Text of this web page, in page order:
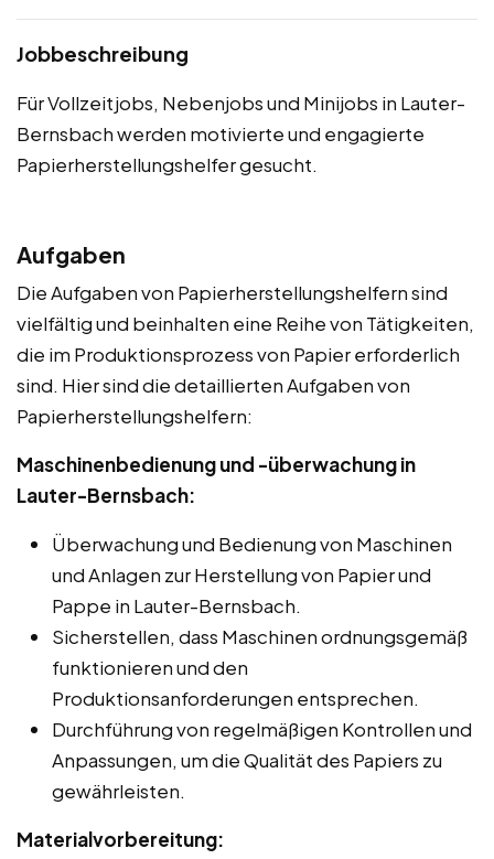
Jobbeschreibung
Für Vollzeitjobs, Nebenjobs und Minijobs in Lauter-
Bernsbach werden motivierte und engagierte
Papierherstellungshelfer gesucht.
Aufgaben
Die Aufgaben von Papierherstellungshelfern sind
vielfältig und beinhalten eine Reihe von Tätigkeiten,
die im Produktionsprozess von Papier erforderlich
sind. Hier sind die detaillierten Aufgaben von
Papierherstellungshelfern:
Maschinenbedienung und -überwachung in
Lauter-Bernsbach:
Überwachung und Bedienung von Maschinen
und Anlagen zur Herstellung von Papier und
Pappe in Lauter-Bernsbach.
Sicherstellen, dass Maschinen ordnungsgemäß
funktionieren und den
Produktionsanforderungen entsprechen.
Durchführung von regelmäßigen Kontrollen und
Anpassungen, um die Qualität des Papiers zu
gewährleisten.
Materialvorbereitung: